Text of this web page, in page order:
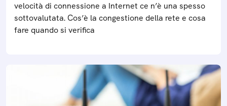
velocità di connessione a Internet ce n’è una spesso
sottovalutata. Cos’è la congestione della rete e cosa
fare quando si verifica